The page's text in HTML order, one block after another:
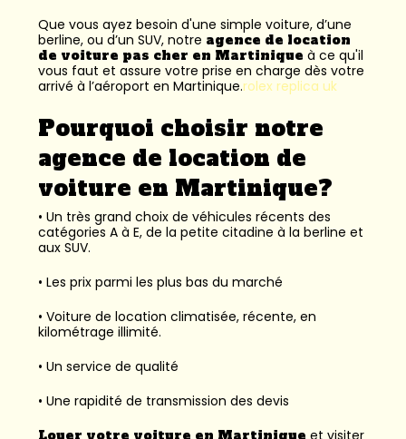
Que vous ayez besoin d'une simple voiture, d’une
berline, ou d’un SUV, notre agence de location
de voiture pas cher en Martinique à ce qu'il
vous faut et assure votre prise en charge dès votre
arrivé à l’aéroport en Martinique.rolex replica uk
Pourquoi choisir notre
agence de location de
voiture en Martinique?
• Un très grand choix de véhicules récents des
catégories A à E, de la petite citadine à la berline et
aux SUV.
• Les prix parmi les plus bas du marché
• Voiture de location climatisée, récente, en
kilométrage illimité.
• Un service de qualité
• Une rapidité de transmission des devis
Louer votre voiture en Martinique et visiter